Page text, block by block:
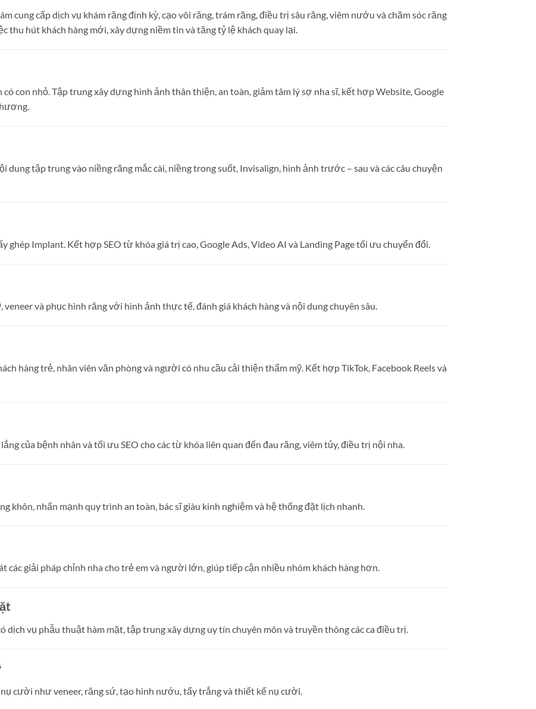
cung cấp dịch vụ khám răng định kỳ, cạo vôi răng, trám răng, điều trị sâu răng, viêm nướu và chăm sóc răng
thu hút khách hàng mới, xây dựng niềm tin và tăng tỷ lệ khách quay lại.
con nhỏ. Tập trung xây dựng hình ảnh thân thiện, an toàn, giảm tâm lý sợ nha sĩ, kết hợp Website, Google
dung tập trung vào niềng răng mắc cài, niềng trong suốt, Invisalign, hình ảnh trước – sau và các câu chuyện
ghép Implant. Kết hợp SEO từ khóa giá trị cao, Google Ads, Video AI và Landing Page tối ưu chuyển đổi.
và phục hình răng với hình ảnh thực tế, đánh giá khách hàng và nội dung chuyên sâu.
hàng trẻ, nhân viên văn phòng và người có nhu cầu cải thiện thẩm mỹ. Kết hợp TikTok, Facebook Reels và
của bệnh nhân và tối ưu SEO cho các từ khóa liên quan đến đau răng, viêm tủy, điều trị nội nha.
khôn, nhấn mạnh quy trình an toàn, bác sĩ giàu kinh nghiệm và hệ thống đặt lịch nhanh.
các giải pháp chỉnh nha cho trẻ em và người lớn, giúp tiếp cận nhiều nhóm khách hàng hơn.
dịch vụ phẫu thuật hàm mặt, tập trung xây dựng uy tín chuyên môn và truyền thông các ca điều trị.
nụ cười như veneer, răng sứ, tạo hình nướu, tẩy trắng và thiết kế nụ cười.